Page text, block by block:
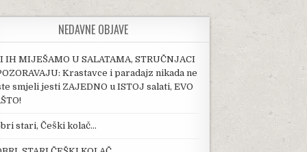
NEDAVNE OBJAVE
IH MIJEŠAMO U SALATAMA, STRUČNJACI
Krastavce i paradajz nikada ne
smjeli jesti ZAJEDNO u ISTOJ salati, EVO
stari, Češki kolač…